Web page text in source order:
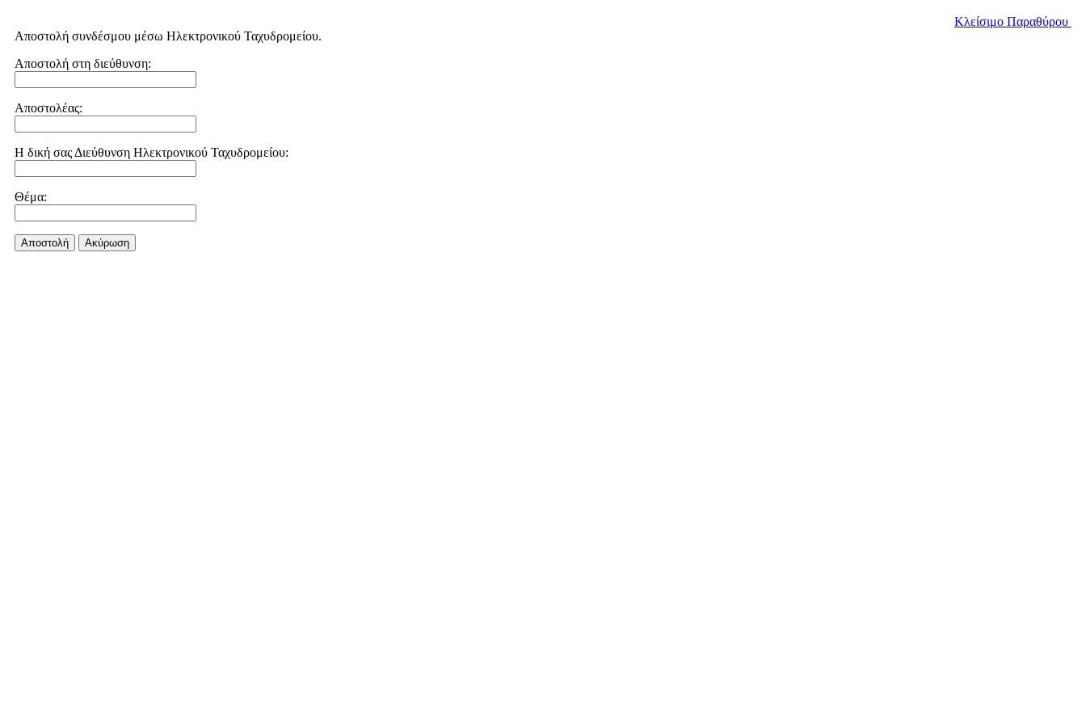
Κλείσιμο Παραθύρου
Αποστολή συνδέσμου μέσω Ηλεκτρονικού Ταχυδρομείου.
Αποστολή στη διεύθυνση:
Αποστολέας:
Η δική σας Διεύθυνση Ηλεκτρονικού Ταχυδρομείου:
Θέμα:
Αποστολή Aκύρωση